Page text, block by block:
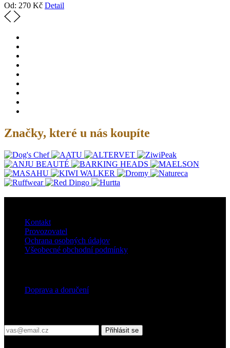
Od: 270 Kč Detail
Značky, které u nás koupíte
Kontakt
Provozovatel
Ochrana osobných údajov
Všeobecné obchodní podmínky
Doprava a doručení
Přihlásit se